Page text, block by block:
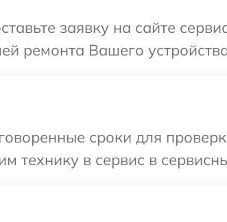
заявку на сайте
ремонта Вашего
сроки для
технику в сервис в